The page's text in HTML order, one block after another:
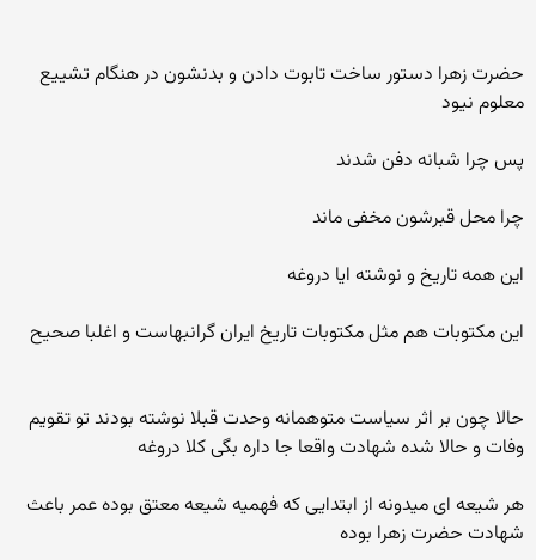
حضرت زهرا دستور ساخت تابوت دادن و بدنشون در هنگام تشییع
معلوم نیود
پس چرا شبانه دفن شدند
چرا محل قبرشون مخفی ماند
این همه تاریخ و نوشته ایا دروغه
این مکتوبات هم مثل مکتوبات تاریخ ایران گرانبهاست و اغلبا صحیح
حالا چون بر اثر سیاست متوهمانه وحدت قبلا نوشته بودند تو تقویم
وفات و حالا شده شهادت واقعا جا داره بگی کلا دروغه
هر شیعه ای میدونه از ابتدایی که فهمیه شیعه معتق بوده عمر باعث
شهادت حضرت زهرا بوده